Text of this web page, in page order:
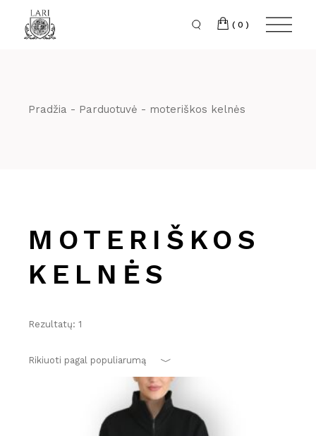
content
(0)
Pradžia Parduotuvė moteriškos kelnės
MOTERIŠKOS
KELNĖS
Rezultatų: 1
Rikiuoti pagal populiarumą